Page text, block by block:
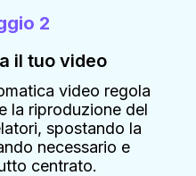
2
il tuo video
video regola
la riproduzione del
spostando la
necessario e
centrato.